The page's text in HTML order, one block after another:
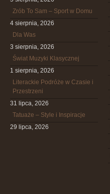
Zrób To Sam – Sport w Domu
4 sierpnia, 2026
Dla Was
3 sierpnia, 2026
Świat Muzyki Klasycznej
1 sierpnia, 2026
Literackie Podróże w Czasie i
Przestrzeni
31 lipca, 2026
Tatuaże – Style i Inspiracje
29 lipca, 2026